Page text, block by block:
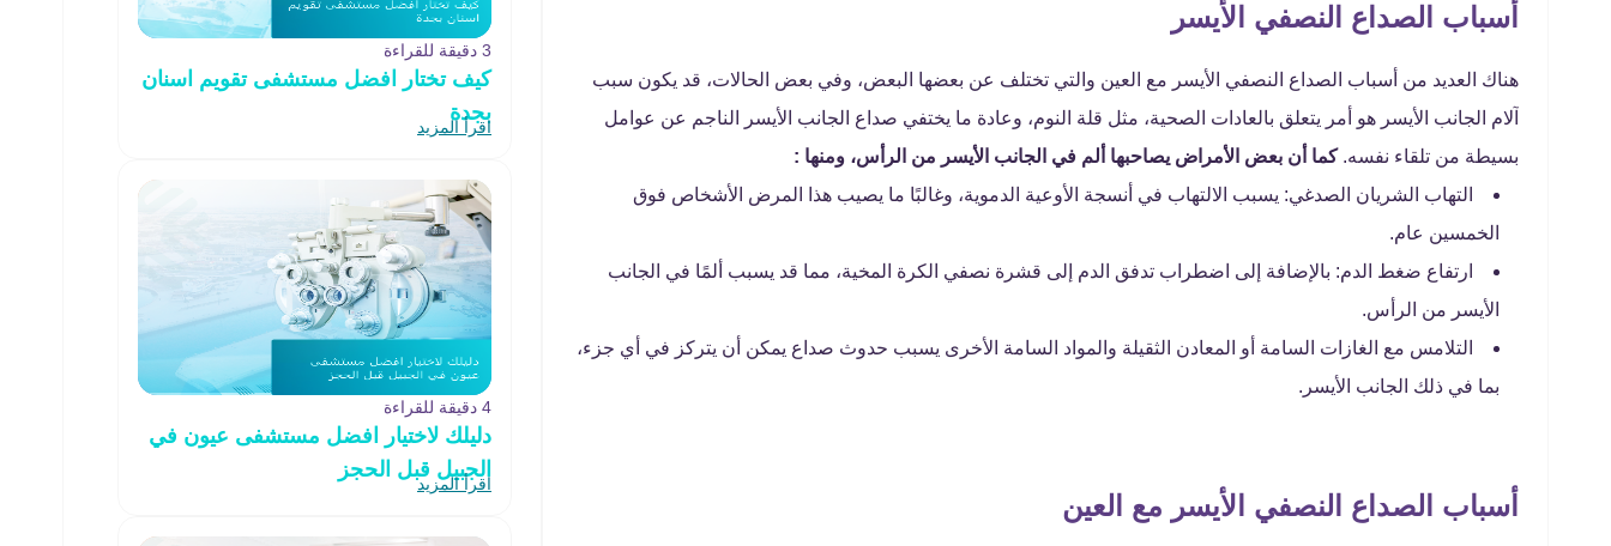
أسباب الصداع النصفي الأيسر
هناك العديد من أسباب الصداع النصفي الأيسر مع العين والتي تختلف عن بعضها البعض، وفي بعض الحالات، قد يكون سبب
آلام الجانب الأيسر هو أمر يتعلق بالعادات الصحية، مثل قلة النوم، وعادة ما يختفي صداع الجانب الأيسر الناجم عن عوامل
بسيطة من تلقاء نفسه.كما أن بعض الأمراض يصاحبها ألم في الجانب الأيسر من الرأس، ومنها :
التهاب الشريان الصدغي: يسبب الالتهاب في أنسجة الأوعية الدموية، وغالبًا ما يصيب هذا المرض الأشخاص فوق
الخمسين عام.
ارتفاع ضغط الدم: بالإضافة إلى اضطراب تدفق الدم إلى قشرة نصفي الكرة المخية، مما قد يسبب ألمًا في الجانب
الأيسر من الرأس.
التلامس مع الغازات السامة أو المعادن الثقيلة والمواد السامة الأخرى يسبب حدوث صداع يمكن أن يتركز في أي جزء،
بما في ذلك الجانب الأيسر.
أسباب الصداع النصفي الأيسر مع العين
3 دقيقة للقراءة
كيف تختار افضل مستشفى تقويم اسنان
بجدة
اقرأ المزيد
4 دقيقة للقراءة
دليلك لاختيار افضل مستشفى عيون في
الجبيل قبل الحجز
اقرأ المزيد